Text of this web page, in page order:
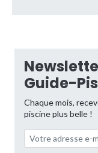
Guide-
Chaque mois,
piscine plus belle !